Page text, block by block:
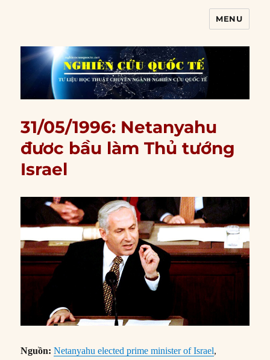
MENU
31/05/1996: Netanyahu
đươc bầu làm Thủ tướng
Israel
Nguồn: Netanyahu elected prime minister of Israel,